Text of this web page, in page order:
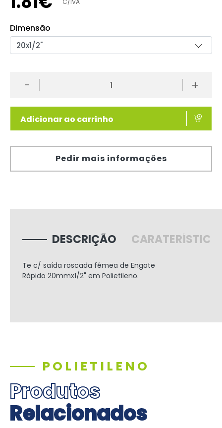
C/IVA
Dimensão
- +
Adicionar ao carrinho
Pedir mais informações
DESCRIÇÃO
Te c/ saída roscada fêmea de Engate
Rápido 20mmx1/2" em Polietileno.
POLIETILENO
Produtos
Relacionados